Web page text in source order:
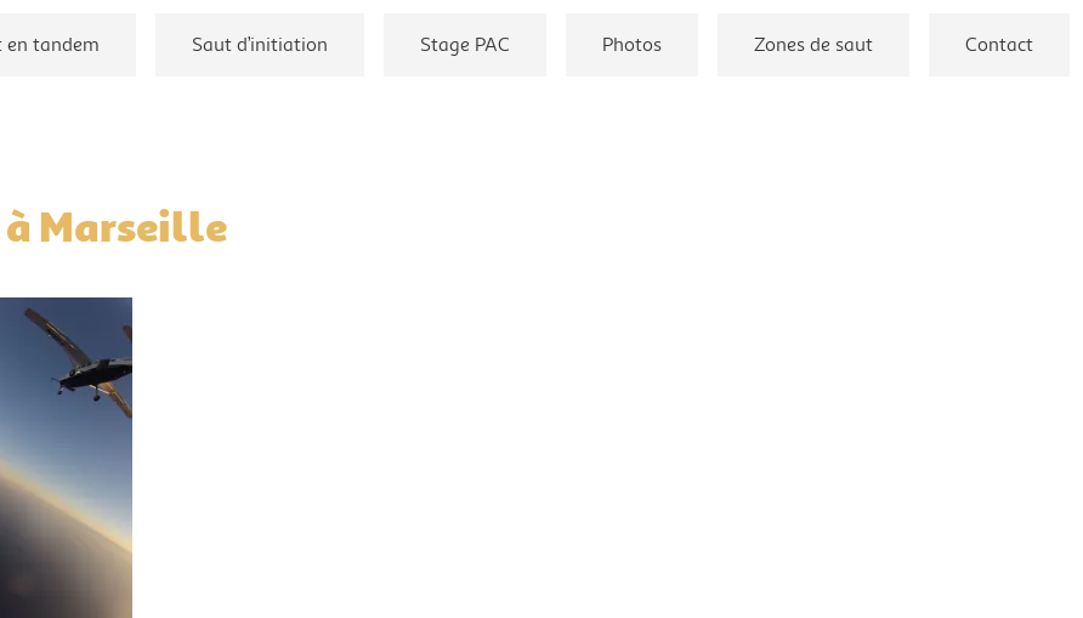
en tandem Saut d’initiation Stage PAC Photos Zones de saut Contact
Marseille